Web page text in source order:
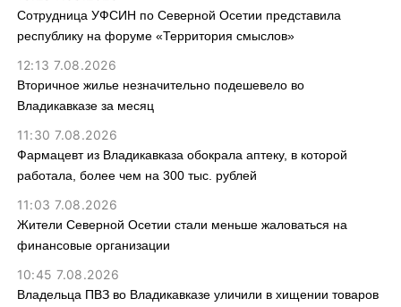
Сотрудница УФСИН по Северной Осетии представила
республику на форуме «Территория смыслов»
12:13 7.08.2026
Вторичное жилье незначительно подешевело во
Владикавказе за месяц
11:30 7.08.2026
Фармацевт из Владикавказа обокрала аптеку, в которой
работала, более чем на 300 тыс. рублей
11:03 7.08.2026
Жители Северной Осетии стали меньше жаловаться на
финансовые организации
10:45 7.08.2026
Владельца ПВЗ во Владикавказе уличили в хищении товаров